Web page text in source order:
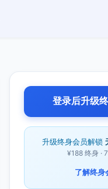
登录后升级
升级终身会员解锁
¥188 终身 ·
了解终身